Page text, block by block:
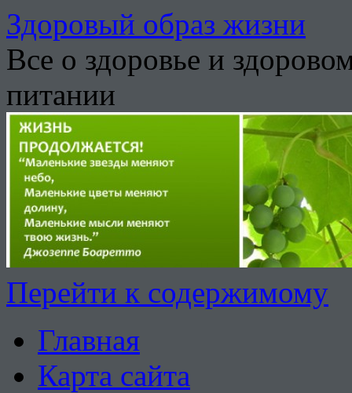
Здоровый образ жизни
Все о здоровье и
питании
Перейти к содержимому
Главная
Карта сайта